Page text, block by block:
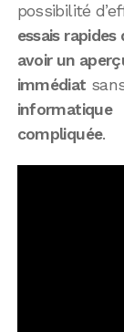
possibilité
essais rapides
avoir un
immédiat
informatique
compliquée.